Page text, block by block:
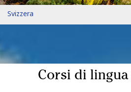
Svizzera
Corsi di